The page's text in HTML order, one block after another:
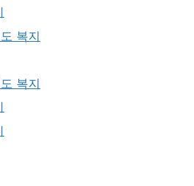
복지
복지